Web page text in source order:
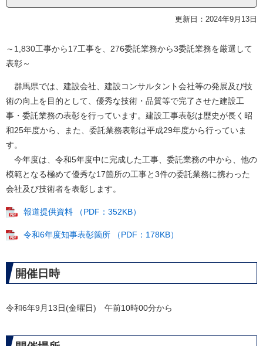
更新日：2024年9月13日
～1,830工事から17工事を、276委託業務から3委託業務を厳選して
表彰～
群馬県では、建設会社、建設コンサルタント会社等の発展及び技
術の向上を目的として、優秀な技術・品質等で完了させた建設工
事・委託業務の表彰を行っています。建設工事表彰は歴史が長く昭
和25年度から、また、委託業務表彰は平成29年度から行っていま
す。
今年度は、令和5年度中に完成した工事、委託業務の中から、他の
模範となる極めて優秀な17箇所の工事と3件の委託業務に携わった
会社及び技術者を表彰します。
報道提供資料 （PDF：352KB）
令和6年度知事表彰箇所 （PDF：178KB）
開催日時
令和6年9月13日(金曜日) 午前10時00分から